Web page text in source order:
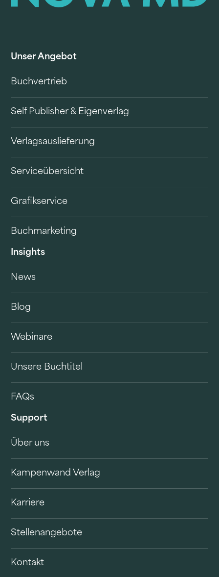
Unser Angebot
Buchvertrieb
Self Publisher & Eigenverlag
Verlagsauslieferung
Serviceübersicht
Grafikservice
Buchmarketing
Insights
News
Blog
Webinare
Unsere Buchtitel
FAQs
Support
Über uns
Kampenwand Verlag
Karriere
Stellenangebote
Kontakt